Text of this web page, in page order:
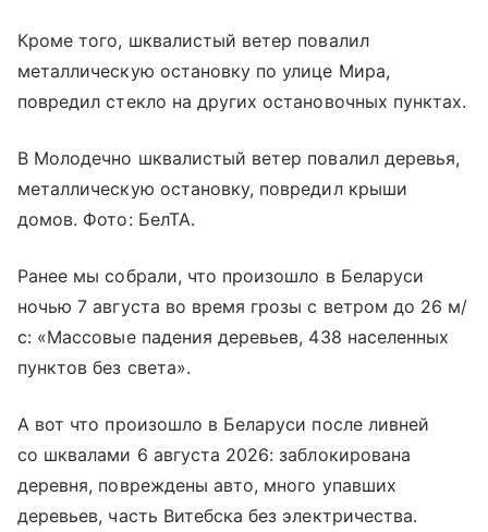
Кроме того, шквалистый ветер повалил
металлическую остановку по улице Мира,
повредил стекло на других остановочных пунктах.
В Молодечно шквалистый ветер повалил деревья,
металлическую остановку, повредил крыши
домов. Фото: БелТА.
Ранее мы собрали, что произошло в Беларуси
ночью 7 августа во время грозы с ветром до 26 м/
с: «Массовые падения деревьев, 438 населенных
пунктов без света».
А вот что произошло в Беларуси после ливней
со шквалами 6 августа 2026: заблокирована
деревня, повреждены авто, много упавших
деревьев, часть Витебска без электричества.